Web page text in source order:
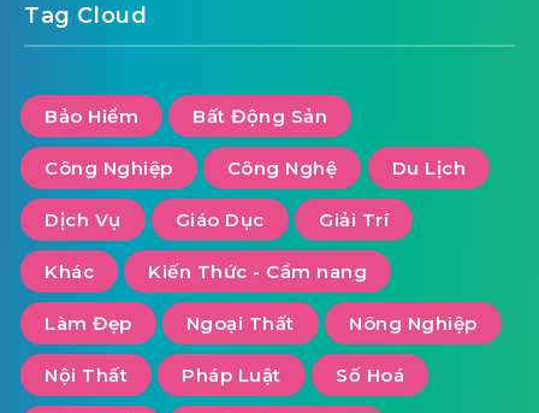
Tag Cloud
Bảo Hiểm Bất Động Sản
Công Nghiệp Công Nghệ Du Lịch
Dịch Vụ Giáo Dục Giải Trí
Khác Kiến Thức - Cẩm nang
Làm Đẹp Ngoại Thất Nông Nghiệp
Nội Thất Pháp Luật Số Hoá